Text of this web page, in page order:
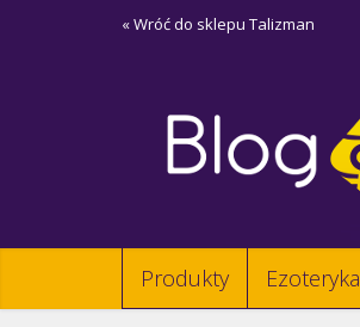
« Wróć do sklepu Talizman
Produkty Ezoteryka